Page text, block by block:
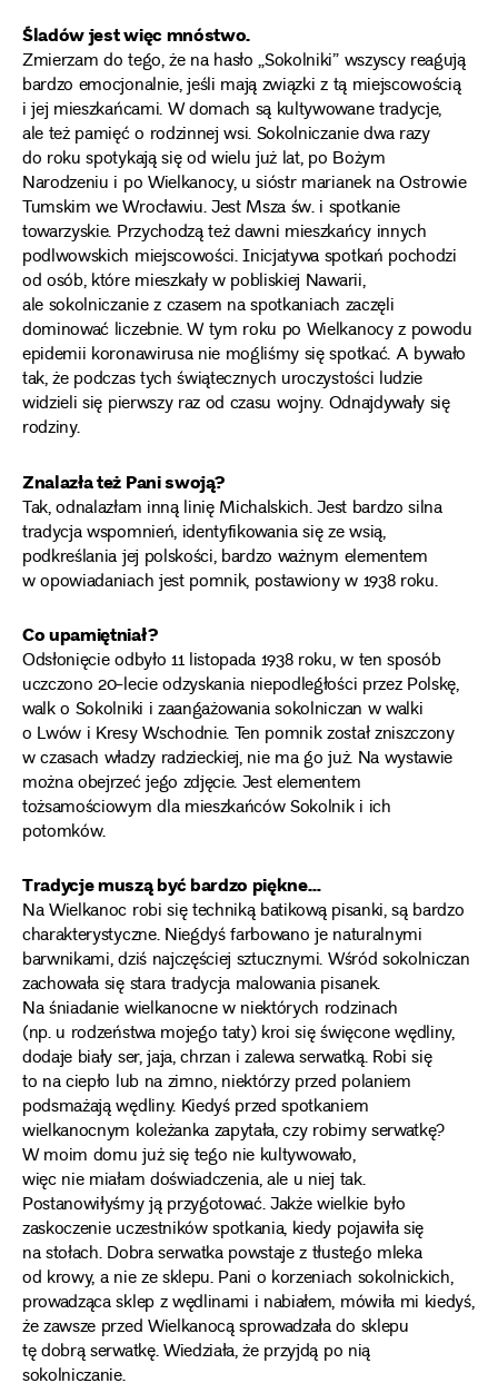
Śladów jest więc mnóstwo.
Zmierzam do tego, że na hasło „Sokolniki” wszyscy reagują
bardzo emocjonalnie, jeśli mają związki z tą miejscowością
i jej mieszkańcami. W domach są kultywowane tradycje,
ale też pamięć o rodzinnej wsi. Sokolniczanie dwa razy
do roku spotykają się od wielu już lat, po Bożym
Narodzeniu i po Wielkanocy, u sióstr marianek na Ostrowie
Tumskim we Wrocławiu. Jest Msza św. i spotkanie
towarzyskie. Przychodzą też dawni mieszkańcy innych
podlwowskich miejscowości. Inicjatywa spotkań pochodzi
od osób, które mieszkały w pobliskiej Nawarii,
ale sokolniczanie z czasem na spotkaniach zaczęli
dominować liczebnie. W tym roku po Wielkanocy z powodu
epidemii koronawirusa nie mogliśmy się spotkać. A bywało
tak, że podczas tych świątecznych uroczystości ludzie
widzieli się pierwszy raz od czasu wojny. Odnajdywały się
rodziny.
Znalazła też Pani swoją?
Tak, odnalazłam inną linię Michalskich. Jest bardzo silna
tradycja wspomnień, identyfikowania się ze wsią,
podkreślania jej polskości, bardzo ważnym elementem
w opowiadaniach jest pomnik, postawiony w 1938 roku.
Co upamiętniał?
Odsłonięcie odbyło 11 listopada 1938 roku, w ten sposób
uczczono 20-lecie odzyskania niepodległości przez Polskę,
walk o Sokolniki i zaangażowania sokolniczan w walki
o Lwów i Kresy Wschodnie. Ten pomnik został zniszczony
w czasach władzy radzieckiej, nie ma go już. Na wystawie
można obejrzeć jego zdjęcie. Jest elementem
tożsamościowym dla mieszkańców Sokolnik i ich
potomków.
Tradycje muszą być bardzo piękne…
Na Wielkanoc robi się techniką batikową pisanki, są bardzo
charakterystyczne. Niegdyś farbowano je naturalnymi
barwnikami, dziś najczęściej sztucznymi. Wśród sokolniczan
zachowała się stara tradycja malowania pisanek.
Na śniadanie wielkanocne w niektórych rodzinach
(np. u rodzeństwa mojego taty) kroi się święcone wędliny,
dodaje biały ser, jaja, chrzan i zalewa serwatką. Robi się
to na ciepło lub na zimno, niektórzy przed polaniem
podsmażają wędliny. Kiedyś przed spotkaniem
wielkanocnym koleżanka zapytała, czy robimy serwatkę?
W moim domu już się tego nie kultywowało,
więc nie miałam doświadczenia, ale u niej tak.
Postanowiłyśmy ją przygotować. Jakże wielkie było
zaskoczenie uczestników spotkania, kiedy pojawiła się
na stołach. Dobra serwatka powstaje z tłustego mleka
od krowy, a nie ze sklepu. Pani o korzeniach sokolnickich,
prowadząca sklep z wędlinami i nabiałem, mówiła mi kiedyś,
że zawsze przed Wielkanocą sprowadzała do sklepu
tę dobrą serwatkę. Wiedziała, że przyjdą po nią
sokolniczanie.